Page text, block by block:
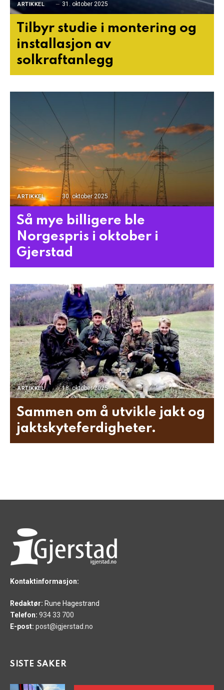
ARTIKKEL 31. oktober 2025
Tilbyr studie i montering og
installasjon av
solkraftanlegg
ARTIKKEL 30. oktober 2025
Så mye billigere ble
Norgespris i oktober i
Gjerstad
ARTIKKEL 18. oktober 2025
Sammen om å utvikle jakt og
jaktskyteferdigheter.
Kontaktinformasjon:
Redaktør: Rune Hagestrand
Telefon: 934 33 700
E-post: post@igjerstad.no
SISTE SAKER